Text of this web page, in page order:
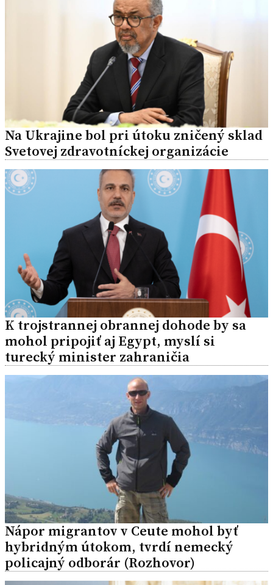
Na Ukrajine bol pri útoku zničený sklad
Svetovej zdravotníckej organizácie
K trojstrannej obrannej dohode by sa
mohol pripojiť aj Egypt, myslí si
turecký minister zahraničia
Nápor migrantov v Ceute mohol byť
hybridným útokom, tvrdí nemecký
policajný odborár (Rozhovor)